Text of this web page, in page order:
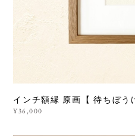
インチ額縁 原画【 待ちぼ
¥36,000